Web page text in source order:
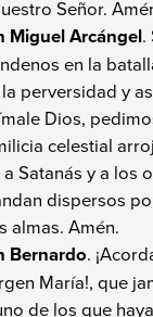
Señor.
Miguel Arcángel.
en la
perversidad y
Dios,
celestial
Satanás y a los
dispersos
almas. Amén.
Bernardo.
María!, que
de los que